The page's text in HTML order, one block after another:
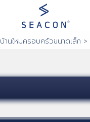
บ้านใหม่ครอบครัวขนาดเล็ก >